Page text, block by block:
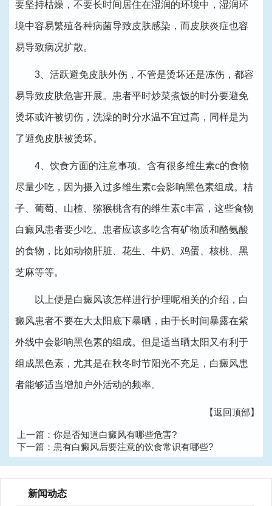
要坚持枯燥，不要长时间居住在湿润的环境中，湿润环
境中容易繁殖各种病菌导致皮肤感染，而皮肤炎症也容
易导致病况扩散。
3、活跃避免皮肤外伤，不管是烫坏还是冻伤，都容
易导致皮肤危害开展。患者平时炒菜煮饭的时分要避免
烫坏或许被切伤，洗澡的时分水温不宜过高，同样是为
了避免皮肤被烫坏。
4、饮食方面的注意事项。含有很多维生素c的食物
尽量少吃，因为摄入过多维生素c会影响黑色素组成。桔
子、葡萄、山楂、猕猴桃含有的维生素c丰富，这些食物
白癜风患者要少吃。患者应该多吃含有矿物质和酪氨酸
的食物，比如动物肝脏、花生、牛奶、鸡蛋、核桃、黑
芝麻等等。
以上便是白癜风该怎样进行护理呢相关的介绍，白
癜风患者不要在大太阳底下暴晒，由于长时间暴露在紫
外线中会影响黑色素的组成。但是适当晒太阳又有利于
组成黑色素，尤其是在秋冬时节阳光不充足，白癜风患
者能够适当增加户外活动的频率。
【返回顶部】
上一篇： 你是否知道白癜风有哪些危害?
下一篇： 患有白癜风后要注意的饮食常识有哪些?
新闻动态